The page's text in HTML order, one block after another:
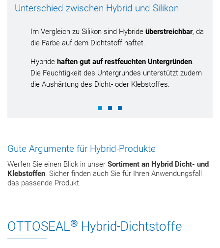
Unterschied zwischen Hybrid und Silikon
Im Vergleich zu Silikon sind Hybride überstreichbar, da
die Farbe auf dem Dichtstoff haftet.
Hybride haften gut auf restfeuchten Untergründen.
Die Feuchtigkeit des Untergrundes unterstützt zudem
die Aushärtung des Dicht- oder Klebstoffes.
Gute Argumente für Hybrid-Produkte
Werfen Sie einen Blick in unser Sortiment an Hybrid Dicht- und
Klebstoffen . Sicher finden auch Sie für Ihren Anwendungsfall
das passende Produkt.
OTTOSEAL® Hybrid-Dichtstoffe